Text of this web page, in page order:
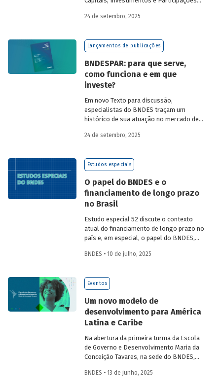
novas empresas investidas pela
Finanças e Gente e Gestão da Santa Clara
Agrociência Industrial, e Eduardo Couto,
importância da atuação de bancos de
desenvolvimento no mercado de capitais,
a nova estratégia do BNDES e os planos
24 de setembro, 2025
Lançamentos de publicações
BNDESPAR: para que serve,
como funciona e em que
investe?
Em novo Texto para discussão,
especialistas do BNDES traçam um
histórico de sua atuação no mercado de
atividade para o desenvolvimento e
investimentos da BNDESPAR.
24 de setembro, 2025
Estudos especiais
O papel do BNDES e o
financiamento de longo prazo
no Brasil
Estudo especial 52 discute o contexto
atual do financiamento de longo prazo no
país e, em especial, o papel do BNDES,
mercado de crédito e a evolução das
BNDES • 10 de julho, 2025
Eventos
Um novo modelo de
desenvolvimento para América
Latina e Caribe
Na abertura da primeira turma da Escola
de Governo e Desenvolvimento Maria da
Conceição Tavares, na sede do BNDES,
José Manuel Salazar-Xirinachs, Secretário
BNDES • 13 de junho, 2025